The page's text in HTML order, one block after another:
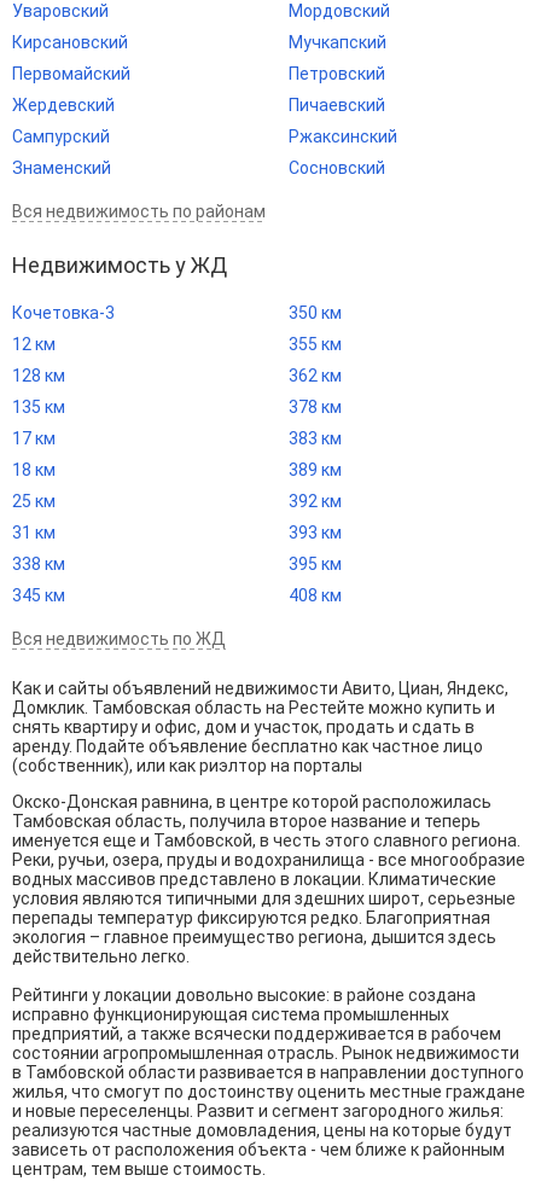
Уваровский
Кирсановский
Первомайский
Жердевский
Сампурский
Знаменский
Мордовский
Мучкапский
Петровский
Пичаевский
Ржаксинский
Сосновский
Вся недвижимость по районам
Недвижимость у ЖД
Кочетовка-3
12 км
128 км
135 км
17 км
18 км
25 км
31 км
338 км
345 км
350 км
355 км
362 км
378 км
383 км
389 км
392 км
393 км
395 км
408 км
Вся недвижимость по ЖД
Как и сайты объявлений недвижимости Авито, Циан, Яндекс,
Домклик. Тамбовская область на Рестейте можно купить и
снять квартиру и офис, дом и участок, продать и сдать в
аренду. Подайте объявление бесплатно как частное лицо
(собственник), или как риэлтор на порталы
Окско-Донская равнина, в центре которой расположилась
Тамбовская область, получила второе название и теперь
именуется еще и Тамбовской, в честь этого славного региона.
Реки, ручьи, озера, пруды и водохранилища - все многообразие
водных массивов представлено в локации. Климатические
условия являются типичными для здешних широт, серьезные
перепады температур фиксируются редко. Благоприятная
экология – главное преимущество региона, дышится здесь
действительно легко.
Рейтинги у локации довольно высокие: в районе создана
исправно функционирующая система промышленных
предприятий, а также всячески поддерживается в рабочем
состоянии агропромышленная отрасль. Рынок недвижимости
в Тамбовской области развивается в направлении доступного
жилья, что смогут по достоинству оценить местные граждане
и новые переселенцы. Развит и сегмент загородного жилья:
реализуются частные домовладения, цены на которые будут
зависеть от расположения объекта - чем ближе к районным
центрам, тем выше стоимость.